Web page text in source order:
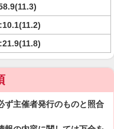
ず主催者発行のものと照合